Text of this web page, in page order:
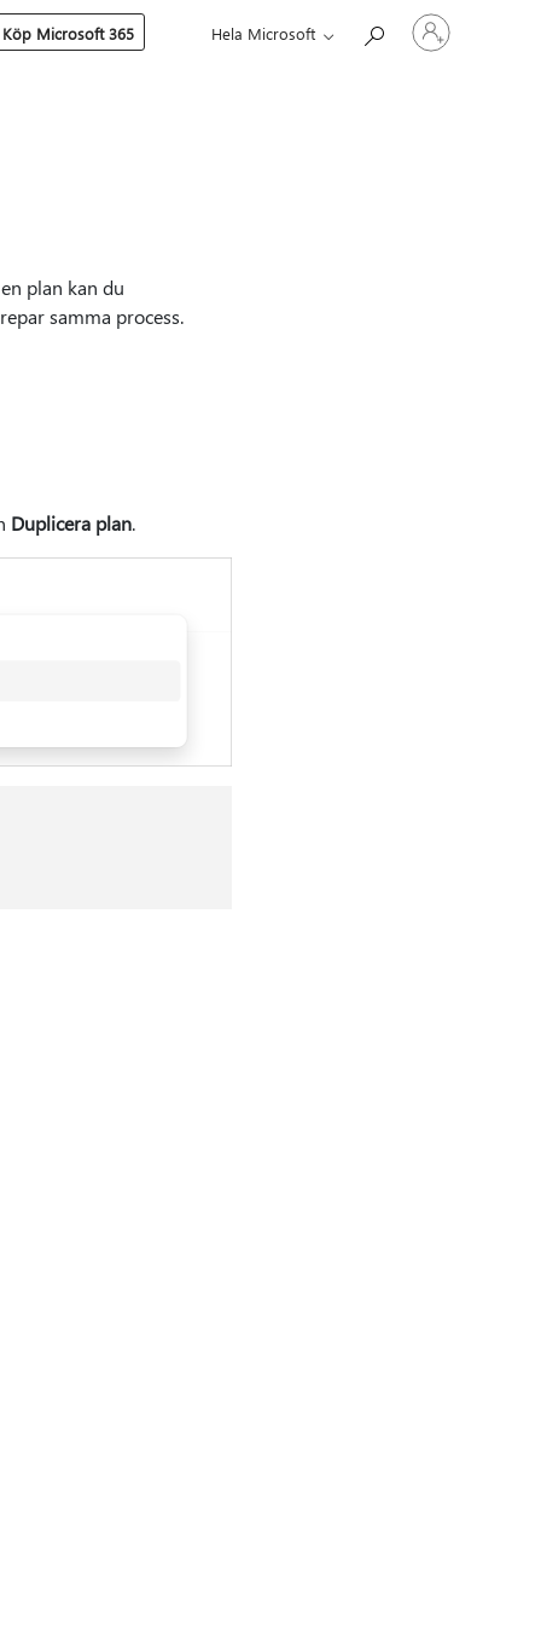
Köp Microsoft 365 Hela Microsoft
Logga
in
plan kan du
samma process.
Duplicera plan.